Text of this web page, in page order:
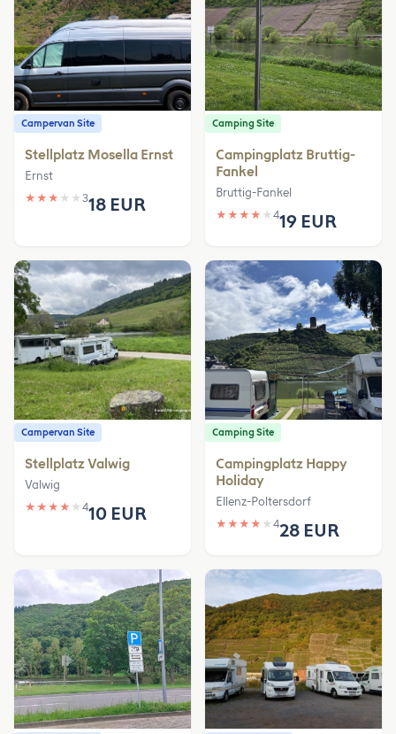
Campervan Site
Stellplatz Mosella Ernst
Ernst
★ ★ ★ ★ ★ 318 EUR
Camping Site
Campingplatz Bruttig-
Fankel
Bruttig-Fankel
★ ★ ★ ★ ★ 419 EUR
Campervan Site
Stellplatz Valwig
Valwig
★ ★ ★ ★ ★ 410 EUR
Camping Site
Campingplatz Happy
Holiday
Ellenz-Poltersdorf
★ ★ ★ ★ ★ 428 EUR